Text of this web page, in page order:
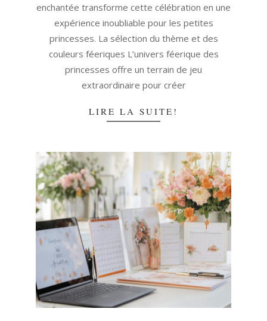
enchantée transforme cette célébration en une
expérience inoubliable pour les petites
princesses. La sélection du thème et des
couleurs féeriques L’univers féerique des
princesses offre un terrain de jeu
extraordinaire pour créer
LIRE LA SUITE!